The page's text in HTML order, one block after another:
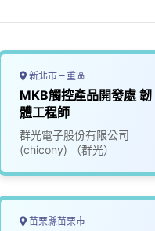
n
k
新北市三重區
MKB觸控產品開發處 韌
體工程師
群光電子股份有限公司
(chicony) （群光）
苗栗縣苗栗市